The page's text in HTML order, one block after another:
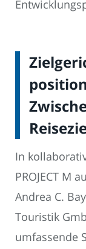
In
PROJECT M
Andrea C.
Touristik
umfassende